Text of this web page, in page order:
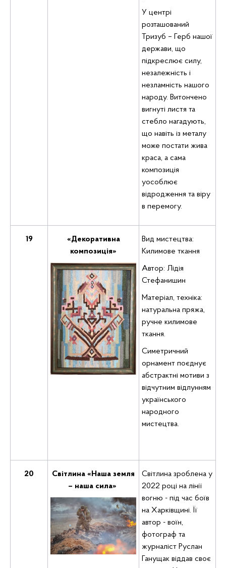
У центрі
розташований
Тризуб – Герб нашої
держави, що
підкреслює силу,
незалежність і
незламність нашого
народу. Витончено
вигнуті листя та
стебло нагадують,
що навіть із металу
може постати жива
краса, а сама
композиція
уособлює
відродження та віру
в перемогу.
19
«Декоративна
композиція»
Вид мистецтва:
Килимове ткання
Автор: Лідія
Стефанишин
Матеріал, техніка:
натуральна пряжа,
ручне килимове
ткання.
Симетричний
орнамент поєднує
абстрактні мотиви з
відчутним відлунням
українського
народного
мистецтва.
20
Світлина «Наша земля
– наша сила»
Світлина зроблена у
2022 році на лінії
вогню - під час боїв
на Харківщині. Її
автор - воїн,
фотограф та
журналіст Руслан
Ганущак віддав своє